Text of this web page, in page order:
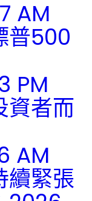
AM
普500
PM
資者而
AM
續緊張